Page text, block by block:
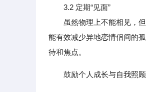
3.2 定期“见面”
虽然物理上不能相见，但
能有效减少异地恋情侣间的
待和焦点。
鼓励个人成长与自我照顾